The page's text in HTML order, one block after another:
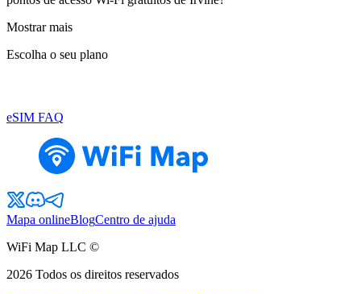
Mostrar mais
Escolha o seu plano
eSIM FAQ
Mapa onlineBlogCentro de ajuda
WiFi Map LLC ©
2026 Todos os direitos reservados